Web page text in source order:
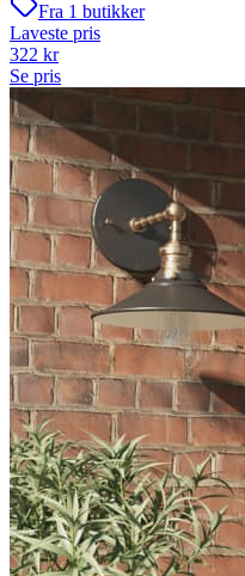
Fra 1 butikker
Laveste pris
322 kr
Se pris